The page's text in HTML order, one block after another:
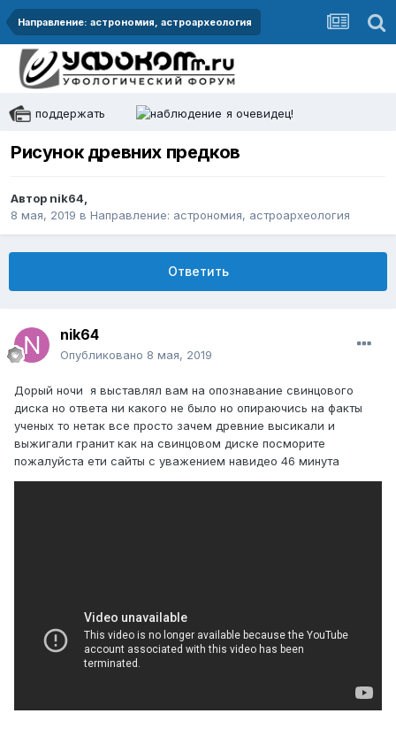
Направление: астрономия, астроархеология
поддержать я очевидец!
Рисунок древних предков
Автор nik64,
8 мая, 2019 в Направление: астрономия, астроархеология
Ответить
nik64
Опубликовано 8 мая, 2019
Дорый ночи я выставлял вам на опознавание свинцового
диска но ответа ни какого не было но опираючись на факты
ученых то нетак все просто зачем древние высикали и
выжигали гранит как на свинцовом диске посморите
пожалуйста ети сайты с уважением навидео 46 минута